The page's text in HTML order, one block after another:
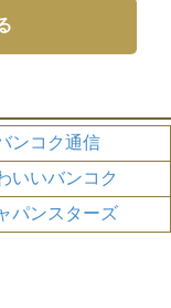
ンコク通信
いいバンコク
パンスターズ